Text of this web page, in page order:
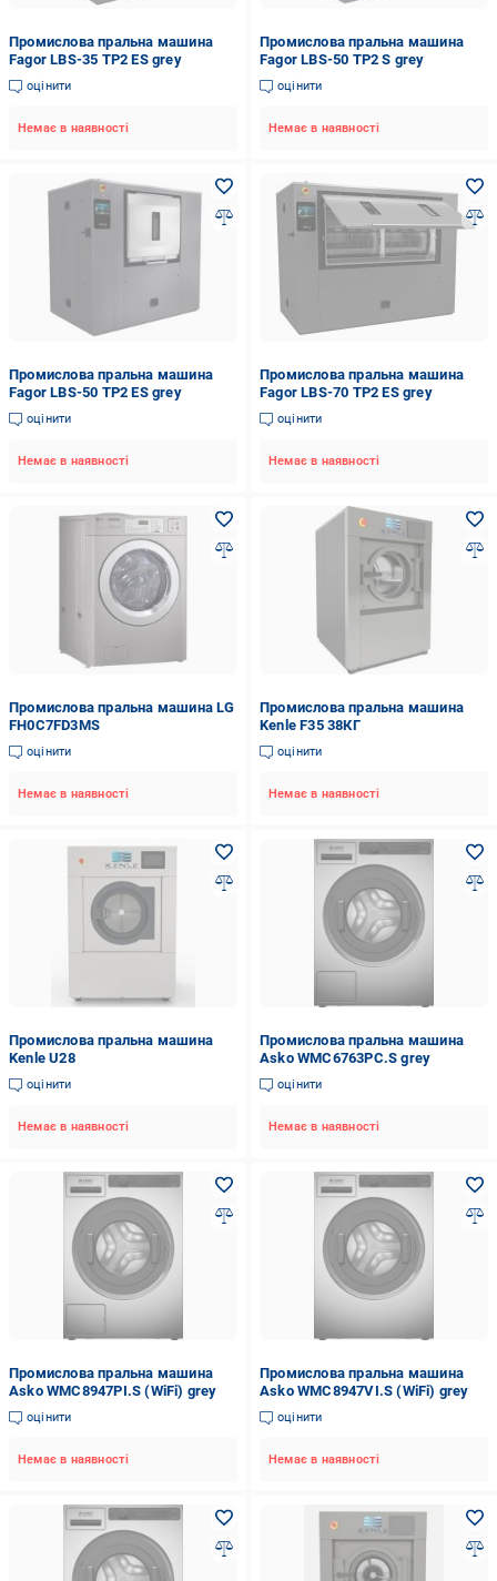
Промислова пральна машина
Fagor LBS-35 TP2 ES grey
оцінити
Немає в наявності
Промислова пральна машина
Fagor LBS-50 TP2 S grey
оцінити
Немає в наявності
Промислова пральна машина
Fagor LBS-50 TP2 ES grey
оцінити
Немає в наявності
Промислова пральна машина
Fagor LBS-70 TP2 ES grey
оцінити
Немає в наявності
Промислова пральна машина LG
FH0C7FD3MS
оцінити
Немає в наявності
Промислова пральна машина
Kenle F35 38КГ
оцінити
Немає в наявності
Промислова пральна машина
Kenle U28
оцінити
Немає в наявності
Промислова пральна машина
Asko WMC6763PC.S grey
оцінити
Немає в наявності
Промислова пральна машина
Asko WMC8947PI.S (WiFi) grey
оцінити
Немає в наявності
Промислова пральна машина
Asko WMC8947VI.S (WiFi) grey
оцінити
Немає в наявності